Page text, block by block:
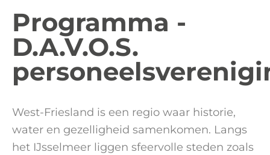
Programma -
D.A.V.O.S.
West-Friesland is een regio waar historie,
water en gezelligheid samenkomen. Langs
het IJsselmeer liggen sfeervolle steden zoals